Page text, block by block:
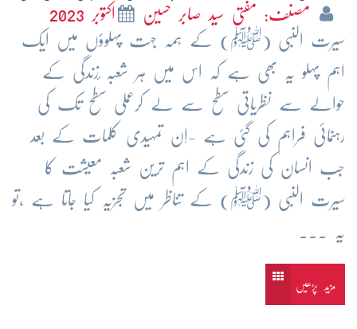
مصنف: مفتی سید صابر حسین
اکتوبر 2023
سیرت النبی (ﷺ) کے ہمہ جہت پہلوؤں میں ایک
اہم پہلو یہ بھی ہے کہ اس میں ہر شعبہ ٔزندگی کے
حوالے سے نظریاتی سطح سے لے کرعملی سطح تک کی
رہنمائی فراہم کی گئی ہے -اِن تمہیدی کلمات کے بعد
جب انسان کی زندگی کے اہم ترین شعبہ معیشت کا
سیرت النبی (ﷺ) کے تناظر میں تجزیہ کیا جاتا ہے ،تو
یہ ...
مزید پڑھیں